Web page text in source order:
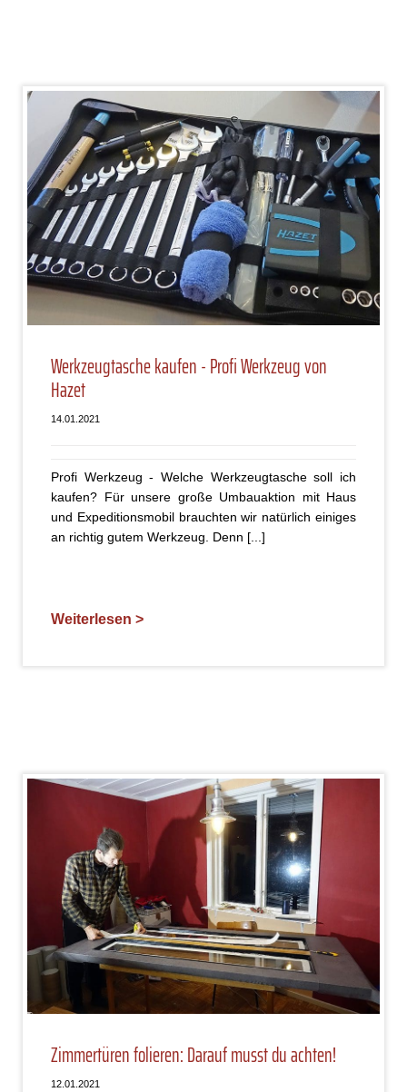
Werkzeugtasche kaufen - Profi Werkzeug von
Hazet
14.01.2021
Profi Werkzeug - Welche Werkzeugtasche soll ich
kaufen? Für unsere große Umbauaktion mit Haus
und Expeditionsmobil brauchten wir natürlich einiges
an richtig gutem Werkzeug. Denn [...]
Weiterlesen >
Zimmertüren folieren: Darauf musst du achten!
12.01.2021